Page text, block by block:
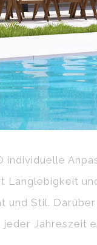
Stil.
Jahreszeit